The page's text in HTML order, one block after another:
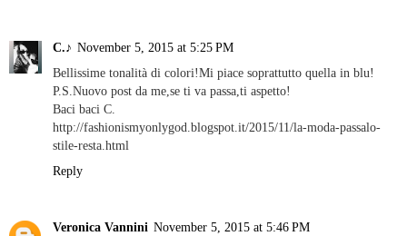
C.♪ November 5, 2015 at 5:25 PM
Bellissime tonalità di colori!Mi piace soprattutto quella in blu!
P.S.Nuovo post da me,se ti va passa,ti aspetto!
Baci baci C.
http://fashionismyonlygod.blogspot.it/2015/11/la-moda-passalo-
stile-resta.html
Reply
Veronica Vannini November 5, 2015 at 5:46 PM